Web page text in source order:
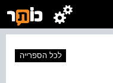
לכל הספרייה